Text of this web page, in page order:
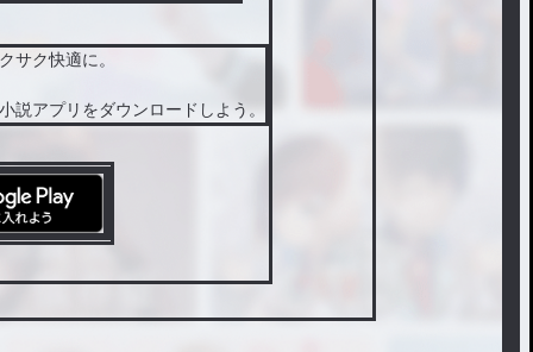
サク快適に。
説アプリをダウンロードしよう。